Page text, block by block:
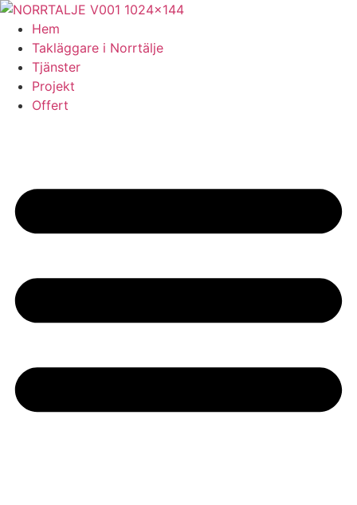
Skip
content
Hem
Takläggare i Norrtälje
Tjänster
Projekt
Offert